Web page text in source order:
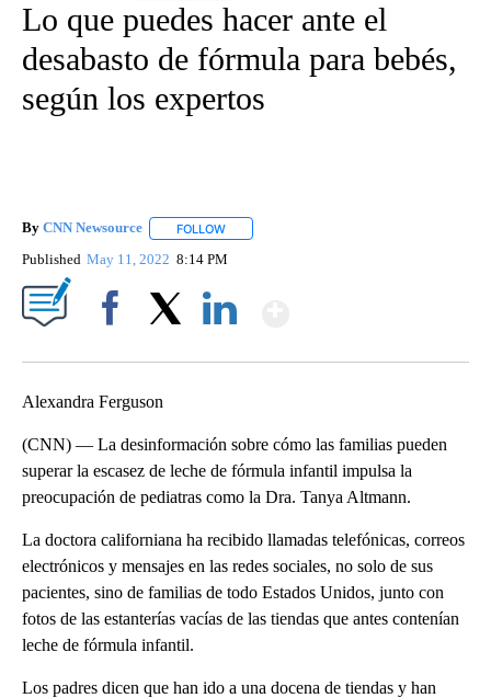
Lo que puedes hacer ante el
desabasto de fórmula para bebés,
según los expertos
By CNN Newsource FOLLOW
Published May 11, 2022 8:14 PM
Alexandra Ferguson
(CNN) — La desinformación sobre cómo las familias pueden
superar la escasez de leche de fórmula infantil impulsa la
preocupación de pediatras como la Dra. Tanya Altmann.
La doctora californiana ha recibido llamadas telefónicas, correos
electrónicos y mensajes en las redes sociales, no solo de sus
pacientes, sino de familias de todo Estados Unidos, junto con
fotos de las estanterías vacías de las tiendas que antes contenían
leche de fórmula infantil.
Los padres dicen que han ido a una docena de tiendas y han